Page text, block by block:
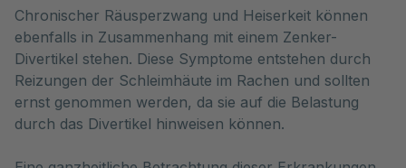
Chronischer Räusperzwang und Heiserkeit können
ebenfalls in Zusammenhang mit einem Zenker-
Divertikel stehen. Diese Symptome entstehen durch
Reizungen der Schleimhäute im Rachen und sollten
ernst genommen werden, da sie auf die Belastung
durch das Divertikel hinweisen können.